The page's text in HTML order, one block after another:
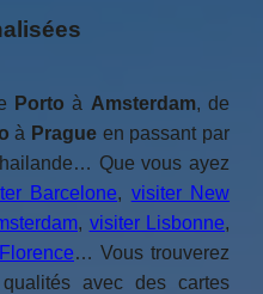
Porto à Amsterdam, de
à Prague en passant par
Que vous ayez
Barcelone, visiter New
, visiter Lisbonne,
… Vous trouverez
avec des cartes